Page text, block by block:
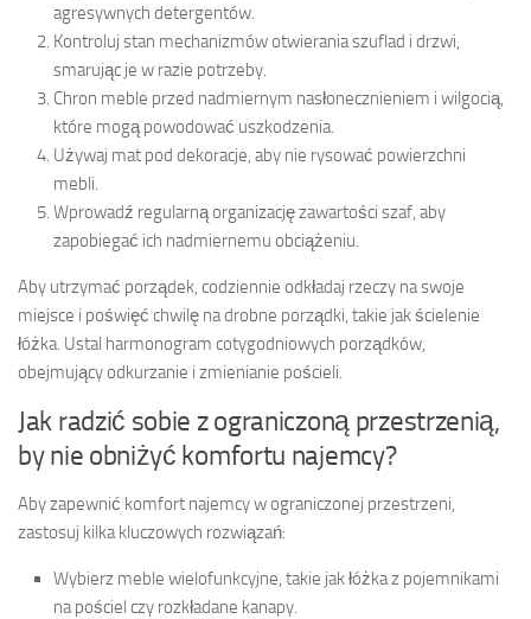
agresywnych detergentów.
Kontroluj stan mechanizmów otwierania szuflad i drzwi,
smarując je w razie potrzeby.
Chron meble przed nadmiernym nasłonecznieniem i wilgocią,
które mogą powodować uszkodzenia.
Używaj mat pod dekoracje, aby nie rysować powierzchni
mebli.
Wprowadź regularną organizację zawartości szaf, aby
zapobiegać ich nadmiernemu obciążeniu.
Aby utrzymać porządek, codziennie odkładaj rzeczy na swoje
miejsce i poświęć chwilę na drobne porządki, takie jak ścielenie
łóżka. Ustal harmonogram cotygodniowych porządków,
obejmujący odkurzanie i zmienianie pościeli.
Jak radzić sobie z ograniczoną przestrzenią,
by nie obniżyć komfortu najemcy?
Aby zapewnić komfort najemcy w ograniczonej przestrzeni,
zastosuj kilka kluczowych rozwiązań:
Wybierz meble wielofunkcyjne, takie jak łóżka z pojemnikami
na pościel czy rozkładane kanapy.